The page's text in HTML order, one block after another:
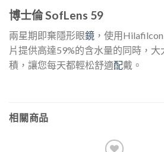
博士倫 SofLens 59
兩星期即棄隱形眼鏡 ，使用
片提供高達59%的含水量的同時，
積，讓您每天都輕松舒適配戴。
相關商品